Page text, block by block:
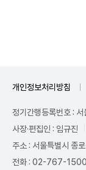
개인정보처리방침
정기간행등록번호 :
사장·편집인 : 임규진
주소 : 서울특별시 종
전화 : 02-767-1500